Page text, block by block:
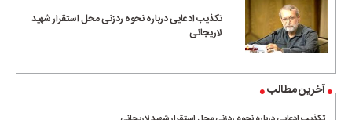
تکذیب ادعایی درباره نحوه ردزنی محل استقرار شهید
لاریجانی
آخرین مطالب